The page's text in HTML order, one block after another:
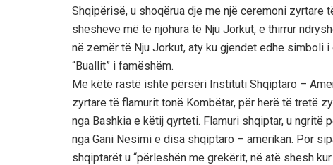
Shqipërisë, u shoqërua dje me një ceremoni zyrtare
shesheve më të njohura të Nju Jorkut, e thirrur
në zemër të Nju Jorkut, aty ku gjendet edhe simboli
“Buallit” i famëshëm.
Me këtë rastë ishte përsëri Instituti Shqiptaro –
zyrtare të flamurit tonë Kombëtar, për herë të tretë
nga Bashkia e këtij qyrteti. Flamuri shqiptar, u ngritë
nga Gani Nesimi e disa shqiptaro – amerikan. Por
shqiptarët u “përleshën me grekërit, në atë shesh